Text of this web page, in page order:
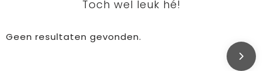
Toch wel leuk hé!
Geen resultaten gevonden.